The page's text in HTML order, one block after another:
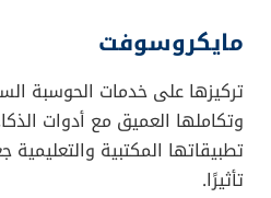
مايكروسوفت
وتكاملها العميق مع أدوات
تطبيقاتها المكتبية
تأثيرًا.